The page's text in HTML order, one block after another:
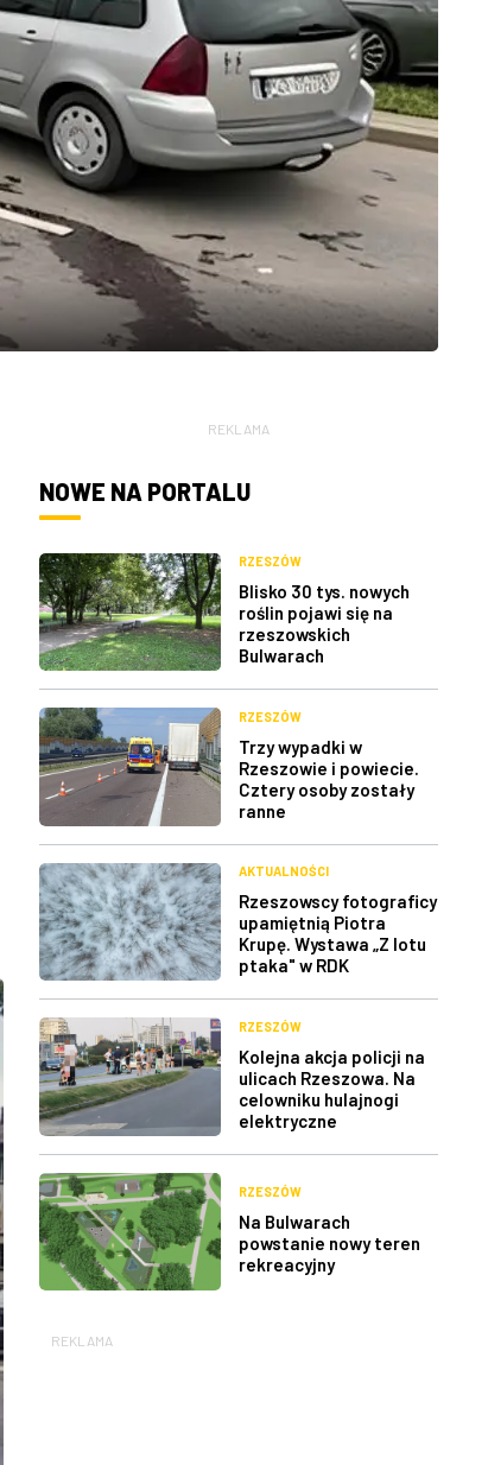
REKLAMA
NOWE NA PORTALU
RZESZÓW
Blisko 30 tys. nowych
roślin pojawi się na
rzeszowskich
Bulwarach
RZESZÓW
Trzy wypadki w
Rzeszowie i powiecie.
Cztery osoby zostały
ranne
AKTUALNOŚCI
Rzeszowscy fotograficy
upamiętnią Piotra
Krupę. Wystawa „Z lotu
ptaka" w RDK
RZESZÓW
Kolejna akcja policji na
ulicach Rzeszowa. Na
celowniku hulajnogi
elektryczne
RZESZÓW
Na Bulwarach
powstanie nowy teren
rekreacyjny
REKLAMA